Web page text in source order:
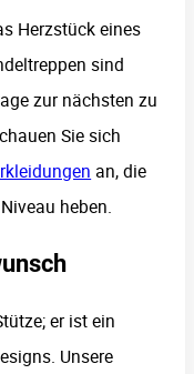
Herzstück eines
sind
zur nächsten zu
Sie sich
an, die
heben.
er ist ein
Unsere